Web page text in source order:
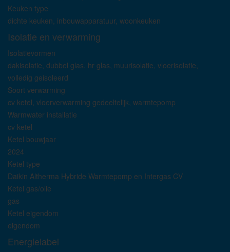
Keuken type
dichte keuken, inbouwapparatuur, woonkeuken
Isolatie en verwarming
Isolatievormen
dakisolatie, dubbel glas, hr glas, muurisolatie, vloerisolatie,
volledig geisoleerd
Soort verwarming
cv ketel, vloerverwarming gedeeltelijk, warmtepomp
Warmwater installatie
cv ketel
Ketel bouwjaar
2024
Ketel type
Daikin Altherma Hybride Warmtepomp en Intergas CV
Ketel gas/olie
gas
Ketel eigendom
eigendom
Energielabel